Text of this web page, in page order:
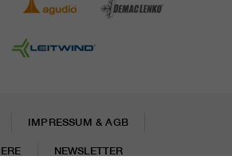
IMPRESSUM & AGB
NEWSLETTER